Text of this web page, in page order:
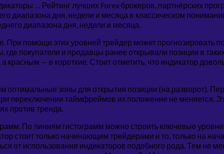
… Рейтинг лучших Forex брокеров, партнёрских
диапазона дня, недели и месяца в классическом
диапазона дня, недели и месяца.
помощи этих уровней трейдер может прогнозировать
покупатели и продавцы ранее открывали позиции в
— в короткие. Стоит отметить, что индикатор
зоны для открытия позиции (на разворот).
переключении таймфреймов их положение не меняется.
против тренда.
По линиям гистограмм можно строить ключевые
стоит только начинающим трейдерами и то, только на
от использования индикаторов подобного рода. Тем не